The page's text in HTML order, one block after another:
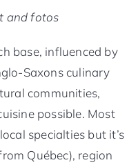
and fotos
base, influenced by
Saxons culinary
communities,
possible. Most
specialties but it’s
Québec), region